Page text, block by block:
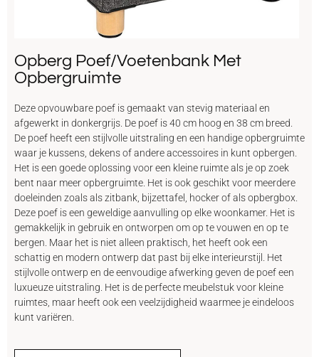
Opberg Poef/Voetenbank Met
Opbergruimte
Deze opvouwbare poef is gemaakt van stevig materiaal en
afgewerkt in donkergrijs. De poef is 40 cm hoog en 38 cm breed.
De poef heeft een stijlvolle uitstraling en een handige opbergruimte
waar je kussens, dekens of andere accessoires in kunt opbergen.
Het is een goede oplossing voor een kleine ruimte als je op zoek
bent naar meer opbergruimte. Het is ook geschikt voor meerdere
doeleinden zoals als zitbank, bijzettafel, hocker of als opbergbox.
Deze poef is een geweldige aanvulling op elke woonkamer. Het is
gemakkelijk in gebruik en ontworpen om op te vouwen en op te
bergen. Maar het is niet alleen praktisch, het heeft ook een
schattig en modern ontwerp dat past bij elke interieurstijl. Het
stijlvolle ontwerp en de eenvoudige afwerking geven de poef een
luxueuze uitstraling. Het is de perfecte meubelstuk voor kleine
ruimtes, maar heeft ook een veelzijdigheid waarmee je eindeloos
kunt variëren.